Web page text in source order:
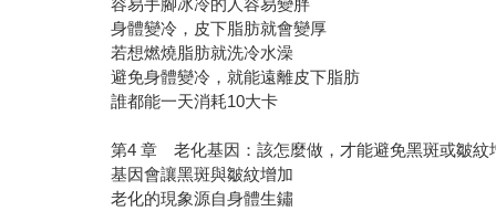
身體變冷，皮下脂肪就會變厚
若想燃燒脂肪就洗冷水澡
避免身體變冷，就能遠離皮下脂肪
誰都能一天消耗10大卡
第4 章 老化基因：該怎麼做，才能避免黑斑或皺紋
基因會讓黑斑與皺紋增加
老化的現象源自身體生鏽